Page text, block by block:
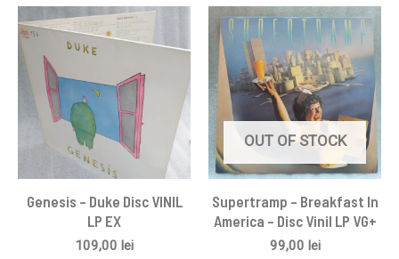
Genesis – Duke Disc VINIL
LP EX
109,00 lei
OUT OF STOCK
Supertramp – Breakfast In
America – Disc Vinil LP VG+
99,00 lei